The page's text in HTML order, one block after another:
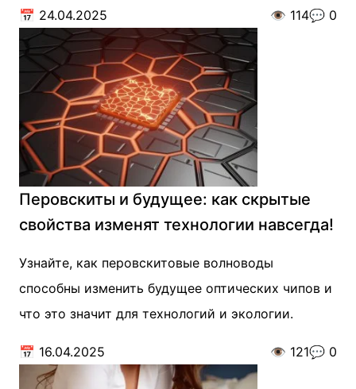
📅 24.04.2025 👁️ 114💬 0
Перовскиты и будущее: как скрытые
свойства изменят технологии навсегда!
Узнайте, как перовскитовые волноводы
способны изменить будущее оптических чипов и
что это значит для технологий и экологии.
📅 16.04.2025 👁️ 121💬 0